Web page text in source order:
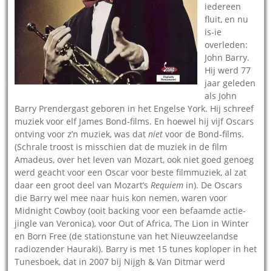
iedereen
fluit, en nu
is-ie
overleden:
John Barry.
Hij werd 77
jaar geleden
als John
Barry Prendergast geboren in het Engelse York. Hij schreef
muziek voor elf James Bond-films. En hoewel hij vijf Oscars
ontving voor z’n muziek, was datniet voor de Bond-films.
(Schrale troost is misschien dat de muziek in de film
Amadeus, over het leven van Mozart, ook niet goed genoeg
werd geacht voor een Oscar voor beste filmmuziek, al zat
daar een groot deel van Mozart’s Requiem in). De Oscars
die Barry wel mee naar huis kon nemen, waren voor
Midnight Cowboy (ooit backing voor een befaamde actie-
jingle van Veronica), voor Out of Africa, The Lion in Winter
en Born Free (de stationstune van het Nieuwzeelandse
radiozender Hauraki). Barry is met 15 tunes koploper in het
Tunesboek, dat in 2007 bij Nijgh & Van Ditmar werd